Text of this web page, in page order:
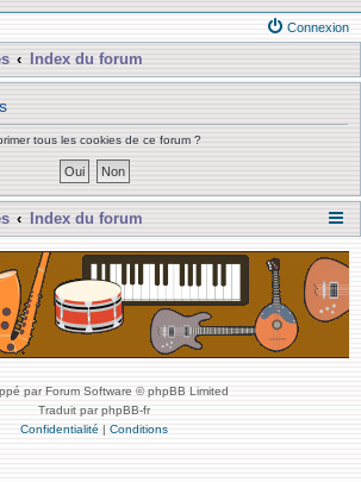
Connexion
Index du forum
tous les cookies de ce forum ?
Index du forum
par Forum Software © phpBB Limited
Traduit par phpBB-fr
Confidentialité | Conditions